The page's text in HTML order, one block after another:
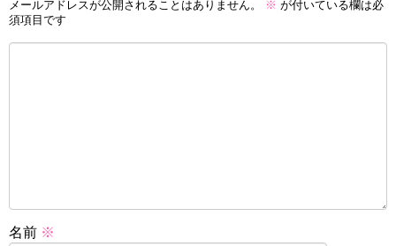
メールアドレスが公開されることはありません。 ※ が付いている欄は必
須項目です
名前 ※